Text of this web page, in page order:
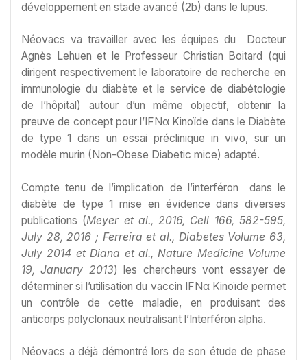
développement en stade avancé (2b) dans le lupus.
Néovacs va travailler avec les équipes du Docteur
Agnès Lehuen et le Professeur Christian Boitard (qui
dirigent respectivement le laboratoire de recherche en
immunologie du diabète et le service de diabétologie
de l’hôpital) autour d’un même objectif, obtenir la
preuve de concept pour l’IFNα Kinoïde dans le Diabète
de type 1 dans un essai préclinique in vivo, sur un
modèle murin (Non-Obese Diabetic mice) adapté.
Compte tenu de l’implication de l’interféron dans le
diabète de type 1 mise en évidence dans diverses
publications (Meyer et al., 2016, Cell 166, 582-595,
July 28, 2016 ; Ferreira et al., Diabetes Volume 63,
July 2014 et Diana et al., Nature Medicine Volume
19, January 2013) les chercheurs vont essayer de
déterminer si l’utilisation du vaccin IFNα Kinoïde permet
un contrôle de cette maladie, en produisant des
anticorps polyclonaux neutralisant l’Interféron alpha.
Néovacs a déjà démontré lors de son étude de phase